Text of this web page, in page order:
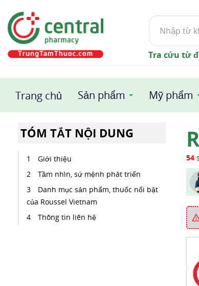
Tìm
kiếm
Tra cứu từ
Trang chủ Sản phẩm Mỹ phẩm
TÓM TẮT NỘI DUNG
Giới thiệu
Tầm nhìn, sứ mệnh phát triển
Danh mục sản phẩm, thuốc nổi bật
của Roussel Vietnam
Thông tin liên hệ
54